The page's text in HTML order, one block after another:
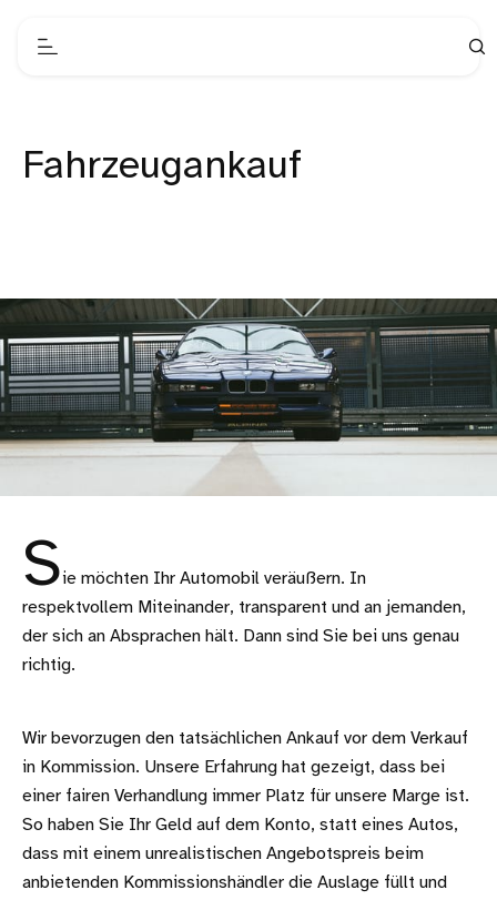
Fahrzeugankauf
Sie möchten Ihr Automobil veräußern. In
respektvollem Miteinander, transparent und an jemanden,
der sich an Absprachen hält. Dann sind Sie bei uns genau
richtig.
Wir bevorzugen den tatsächlichen Ankauf vor dem Verkauf
in Kommission. Unsere Erfahrung hat gezeigt, dass bei
einer fairen Verhandlung immer Platz für unsere Marge ist.
So haben Sie Ihr Geld auf dem Konto, statt eines Autos,
dass mit einem unrealistischen Angebotspreis beim
anbietenden Kommissionshändler die Auslage füllt und